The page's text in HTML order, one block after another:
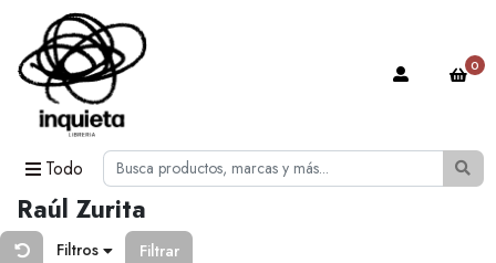
Todo
0
Raúl Zurita
Filtros Filtrar